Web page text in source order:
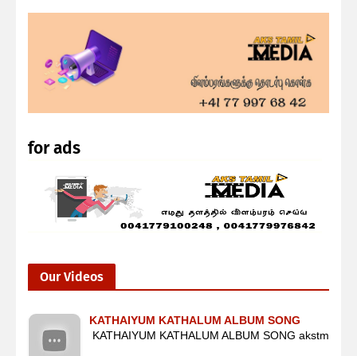
for ads
Our Videos
KATHAIYUM KATHALUM ALBUM SONG
KATHAIYUM KATHALUM ALBUM SONG akstm